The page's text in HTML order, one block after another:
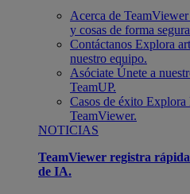
Acerca de TeamViewer
y cosas de forma
Contáctanos Explora
nuestro equipo.
Asóciate Únete a
TeamUP.
Casos de éxito Explora
TeamViewer.
NOTICIAS
TeamViewer registra
de IA.